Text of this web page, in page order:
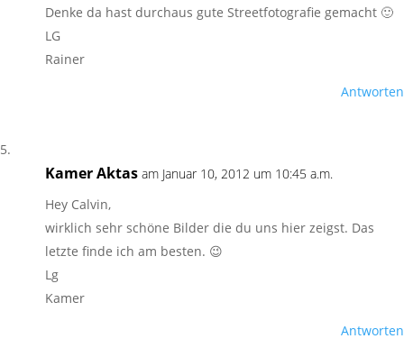
Denke da hast durchaus gute Streetfotografie gemacht 🙂
LG
Rainer
Antworten
Kamer Aktas am Januar 10, 2012 um 10:45 a.m.
Hey Calvin,
wirklich sehr schöne Bilder die du uns hier zeigst. Das
letzte finde ich am besten. 😉
Lg
Kamer
Antworten